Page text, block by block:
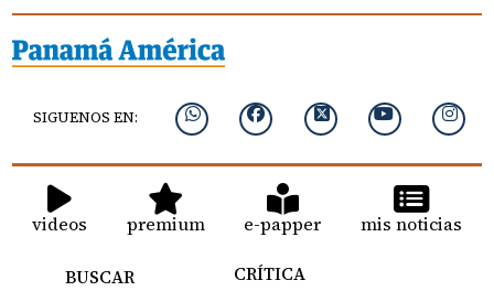
SIGUENOS EN:
videos premium e-papper mis noticias
BUSCAR
CRÍTICA